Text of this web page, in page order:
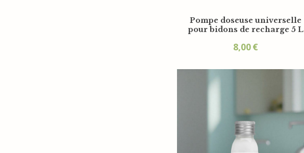
Pompe doseuse universelle
pour bidons de recharge 5 L
8,00€